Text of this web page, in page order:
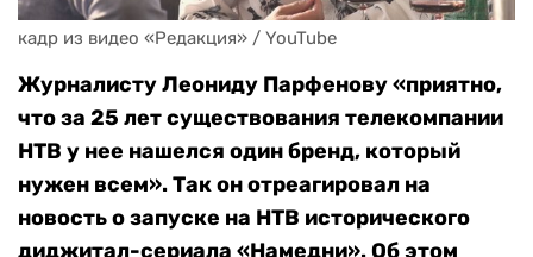
кадр из видео «Редакция» / YouTube
Журналисту Леониду Парфенову «приятно,
что за 25 лет существования телекомпании
НТВ у нее нашелся один бренд, который
нужен всем». Так он отреагировал на
новость о запуске на НТВ исторического
диджитал-сериала «Намедни». Об этом